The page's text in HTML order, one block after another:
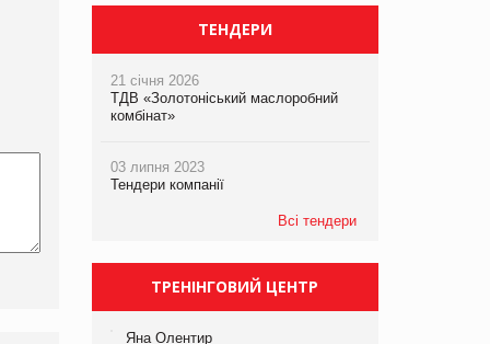
ТЕНДЕРИ
21 січня 2026
ТДВ «Золотоніський маслоробний
комбінат»
03 липня 2023
Тендери компанії
Всі тендери
ТРЕНІНГОВИЙ ЦЕНТР
Яна Олентир